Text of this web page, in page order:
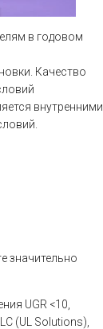
в годовом
Качество
внутренними
значительно
UGR <10,
(UL Solutions),